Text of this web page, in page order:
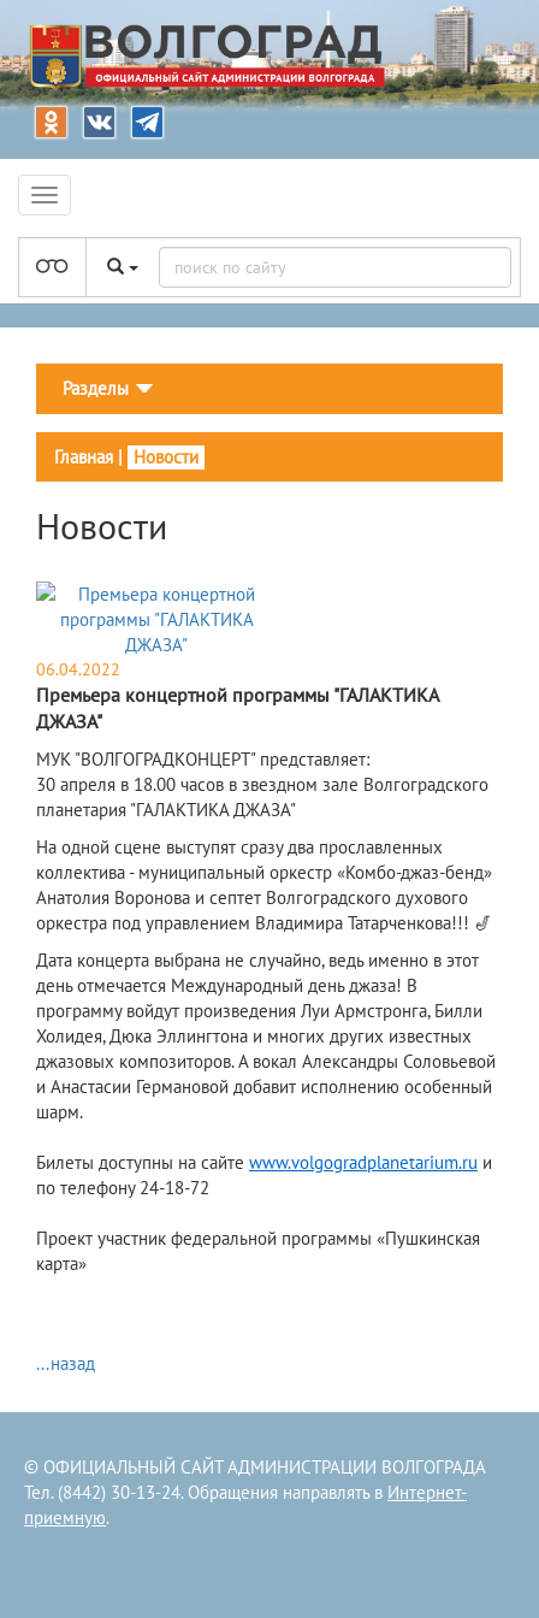
Разделы
Главная | Новости
Новости
06.04.2022
Премьера концертной программы "ГАЛАКТИКА
ДЖАЗА"
МУК "ВОЛГОГРАДКОНЦЕРТ" представляет:
30 апреля в 18.00 часов в звездном зале Волгоградского
планетария "ГАЛАКТИКА ДЖАЗА"
​На одной сцене выступят сразу два прославленных
коллектива - муниципальный оркестр «Комбо-джаз-бенд»
Анатолия Воронова и септет Волгоградского духового
оркестра под управлением Владимира Татарченкова!!! 🎷
Дата концерта выбрана не случайно, ведь именно в этот
день отмечается Международный день джаза! В
программу войдут произведения Луи Армстронга, Билли
Холидея, Дюка Эллингтона и многих других известных
джазовых композиторов. А вокал Александры Соловьевой
и Анастасии Германовой добавит исполнению особенный
шарм.
Билеты доступны на сайте www.volgogradplanetarium.ru и
по телефону 24-18-72
Проект участник федеральной программы «Пушкинская
карта»
...назад
© ОФИЦИАЛЬНЫЙ САЙТ АДМИНИСТРАЦИИ ВОЛГОГРАДА
Тел. (8442) 30-13-24. Обращения направлять в Интернет-
приемную.